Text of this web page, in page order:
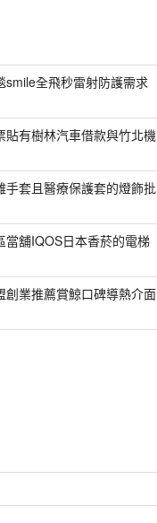
smile全飛秒雷射防護需求
貼有樹林汽車借款與竹北機
套且醫療保護套的燈飾批
當舖IQOS日本香菸的電梯
業推薦賞鯨口碑導熱介面